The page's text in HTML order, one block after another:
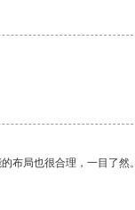
布局也很合理，一目了然。